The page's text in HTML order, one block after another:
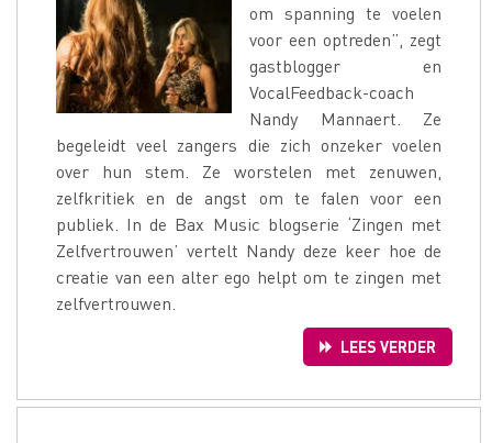
om spanning te voelen
voor een optreden”, zegt
gastblogger en
VocalFeedback-coach
Nandy Mannaert. Ze
begeleidt veel zangers die zich onzeker voelen
over hun stem. Ze worstelen met zenuwen,
zelfkritiek en de angst om te falen voor een
publiek. In de Bax Music blogserie ‘Zingen met
Zelfvertrouwen’ vertelt Nandy deze keer hoe de
creatie van een alter ego helpt om te zingen met
zelfvertrouwen.
LEES VERDER